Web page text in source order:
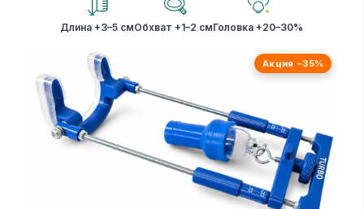
Длина +3–5 смОбхват +1–2 смГоловка +20–30%
Акция −35%